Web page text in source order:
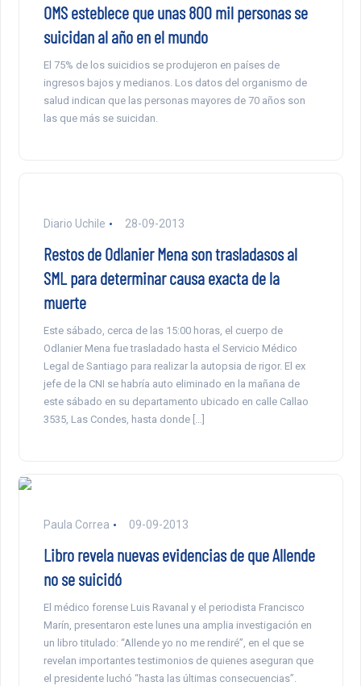
OMS esteblece que unas 800 mil personas se
suicidan al año en el mundo
El 75% de los suicidios se produjeron en países de
ingresos bajos y medianos. Los datos del organismo de
salud indican que las personas mayores de 70 años son
las que más se suicidan.
Diario Uchile 28-09-2013
Restos de Odlanier Mena son trasladasos al
SML para determinar causa exacta de la
muerte
Este sábado, cerca de las 15:00 horas, el cuerpo de
Odlanier Mena fue trasladado hasta el Servicio Médico
Legal de Santiago para realizar la autopsia de rigor. El ex
jefe de la CNI se habría auto eliminado en la mañana de
este sábado en su departamento ubicado en calle Callao
3535, Las Condes, hasta donde […]
Paula Correa 09-09-2013
Libro revela nuevas evidencias de que Allende
no se suicidó
El médico forense Luis Ravanal y el periodista Francisco
Marín, presentaron este lunes una amplia investigación en
un libro titulado: “Allende yo no me rendiré”, en el que se
revelan importantes testimonios de quienes aseguran que
el presidente luchó “hasta las últimas consecuencias”.